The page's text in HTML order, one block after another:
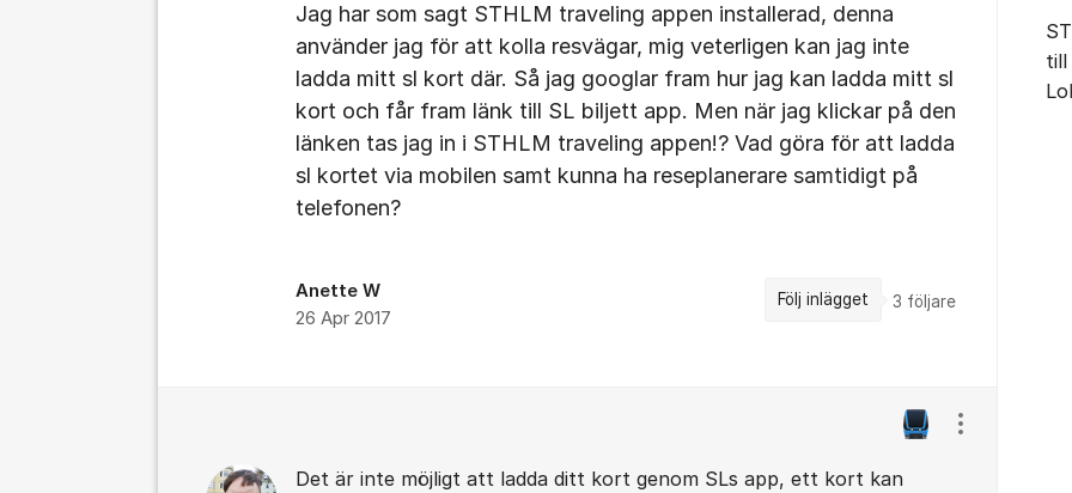
Jag har som sagt STHLM traveling appen installerad, denna
använder jag för att kolla resvägar, mig veterligen kan jag inte
ladda mitt sl kort där. Så jag googlar fram hur jag kan ladda mitt sl
kort och får fram länk till SL biljett app. Men när jag klickar på den
länken tas jag in i STHLM traveling appen!? Vad göra för att ladda
sl kortet via mobilen samt kunna ha reseplanerare samtidigt på
telefonen?
Anette W
26 Apr 2017
Följ inlägget 3 följare
Det är inte möjligt att ladda ditt kort genom SLs app, ett kort kan
Visa/dölj
till